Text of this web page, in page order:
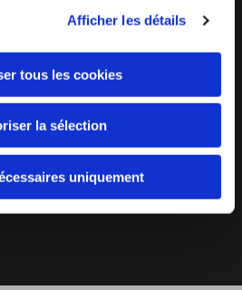
Afficher les détails
tous les cookies
la sélection
uniquement
cookies marketing pour
cette carte.
cookies